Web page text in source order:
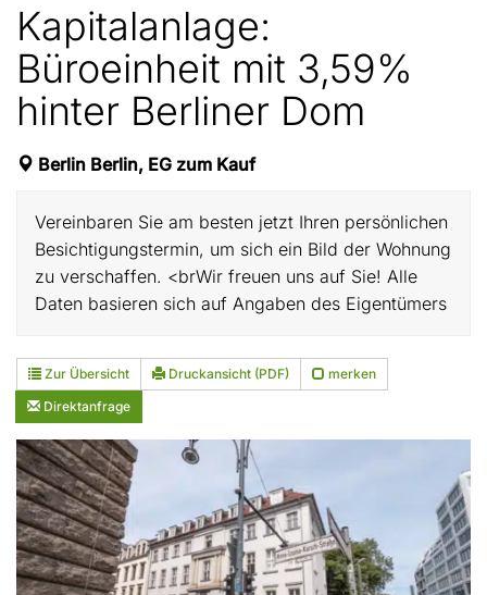
Kapitalanlage:
Büroeinheit mit 3,59%
hinter Berliner Dom
Berlin Berlin, EG zum Kauf
Vereinbaren Sie am besten jetzt Ihren persönlichen
Besichtigungstermin, um sich ein Bild der Wohnung
zu verschaffen. <brWir freuen uns auf Sie! Alle
Daten basieren sich auf Angaben des Eigentümers
Zur Übersicht Druckansicht (PDF)
merken
Direktanfrage